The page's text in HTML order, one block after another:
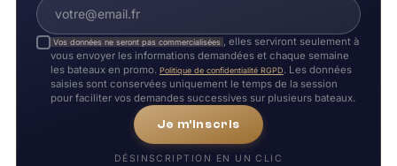
Vos données ne seront pas commercialisées , elles serviront seulement à
vous envoyer les informations demandées et chaque semaine
les bateaux en promo. Politique de confidentialité RGPD. Les données
saisies sont conservées uniquement le temps de la session
pour faciliter vos demandes successives sur plusieurs bateaux.
Je m'inscris
DÉSINSCRIPTION EN UN CLIC